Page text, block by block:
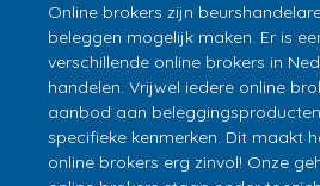
Online brokers zijn
beleggen mogelijk maken. Er is
verschillende online brokers in
handelen. Vrijwel iedere online
aanbod aan
specifieke kenmerken. Dit maakt
online brokers erg zinvol! Onze